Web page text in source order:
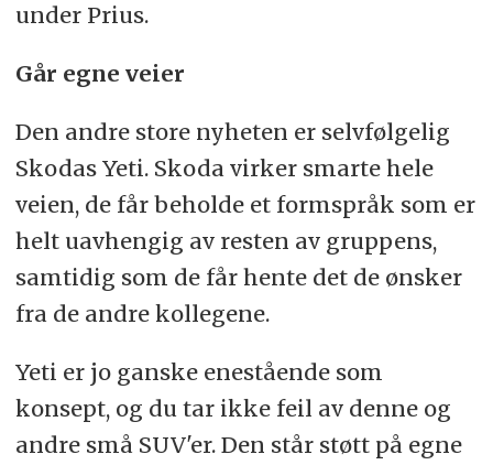
under Prius.
Går egne veier
Den andre store nyheten er selvfølgelig
Skodas Yeti. Skoda virker smarte hele
veien, de får beholde et formspråk som er
helt uavhengig av resten av gruppens,
samtidig som de får hente det de ønsker
fra de andre kollegene.
Yeti er jo ganske enestående som
konsept, og du tar ikke feil av denne og
andre små SUV'er. Den står støtt på egne